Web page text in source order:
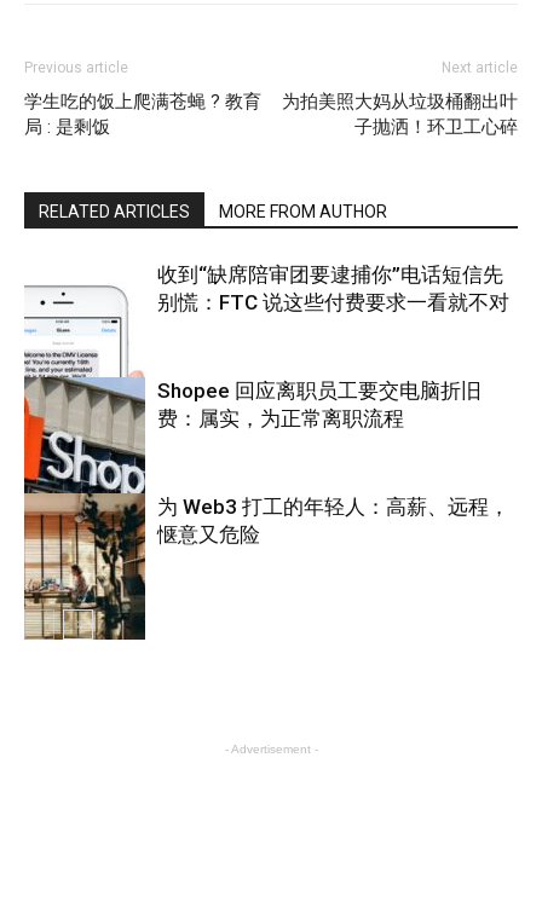
Previous article
学生吃的饭上爬满苍蝇 ? 教育
局 : 是剩饭
Next article
为拍美照大妈从垃圾桶翻出叶
子抛洒！环卫工心碎
RELATED ARTICLES MORE FROM AUTHOR
互联网
收到“缺席陪审团要逮捕你”电话短信先
别慌：FTC 说这些付费要求一看就不对
互联网
Shopee 回应离职员工要交电脑折旧
费：属实，为正常离职流程
为 Web3 打工的年轻人：高薪、远程，
惬意又危险
- Advertisement -